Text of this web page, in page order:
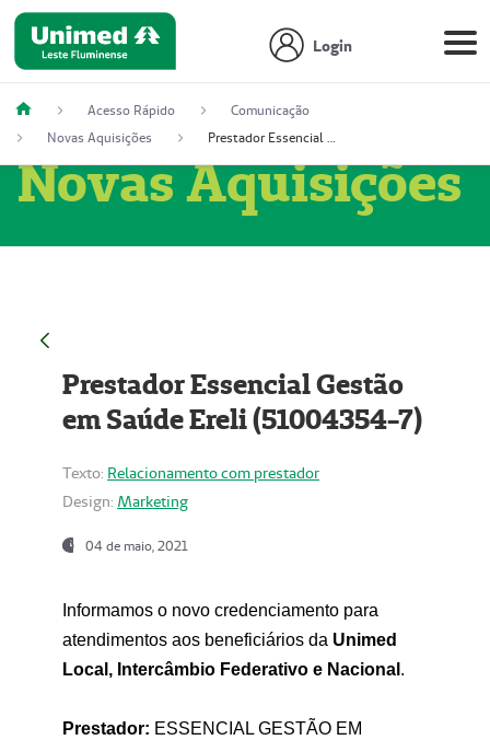
Login
Acesso Rápido
Comunicação
Novas Aquisições
Prestador Essencial Gestão em Saúde Ereli (51004354-7)
Novas Aquisições
Prestador Essencial Gestão
em Saúde Ereli (51004354-7)
Texto: Relacionamento com prestador
Design: Marketing
04 de maio, 2021
Informamos o novo credenciamento para
atendimentos aos beneficiários da Unimed
Local, Intercâmbio Federativo e Nacional .
Prestador: ESSENCIAL GESTÃO EM